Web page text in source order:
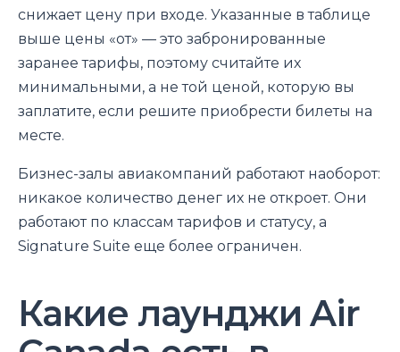
снижает цену при входе. Указанные в таблице
выше цены «от» — это забронированные
заранее тарифы, поэтому считайте их
минимальными, а не той ценой, которую вы
заплатите, если решите приобрести билеты на
месте.
Бизнес-залы авиакомпаний работают наоборот:
никакое количество денег их не откроет. Они
работают по классам тарифов и статусу, а
Signature Suite еще более ограничен.
Какие лаунджи Air